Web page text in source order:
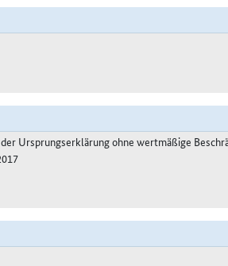
Ursprungserklärung ohne wertmäßige